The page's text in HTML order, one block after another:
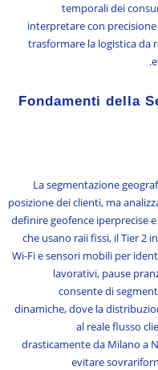
temporali dei
interpretare con
trasformare la logistica da
1. Fondamenti della
La segmentazione
posizione dei clienti, ma
definire geofence iperprecise
che usano raii fissi, il Tier 2
Wi-Fi e sensori mobili per
lavorativi, pause
consente di
dinamiche, dove la
al reale flusso
drasticamente da Milano a
evitare